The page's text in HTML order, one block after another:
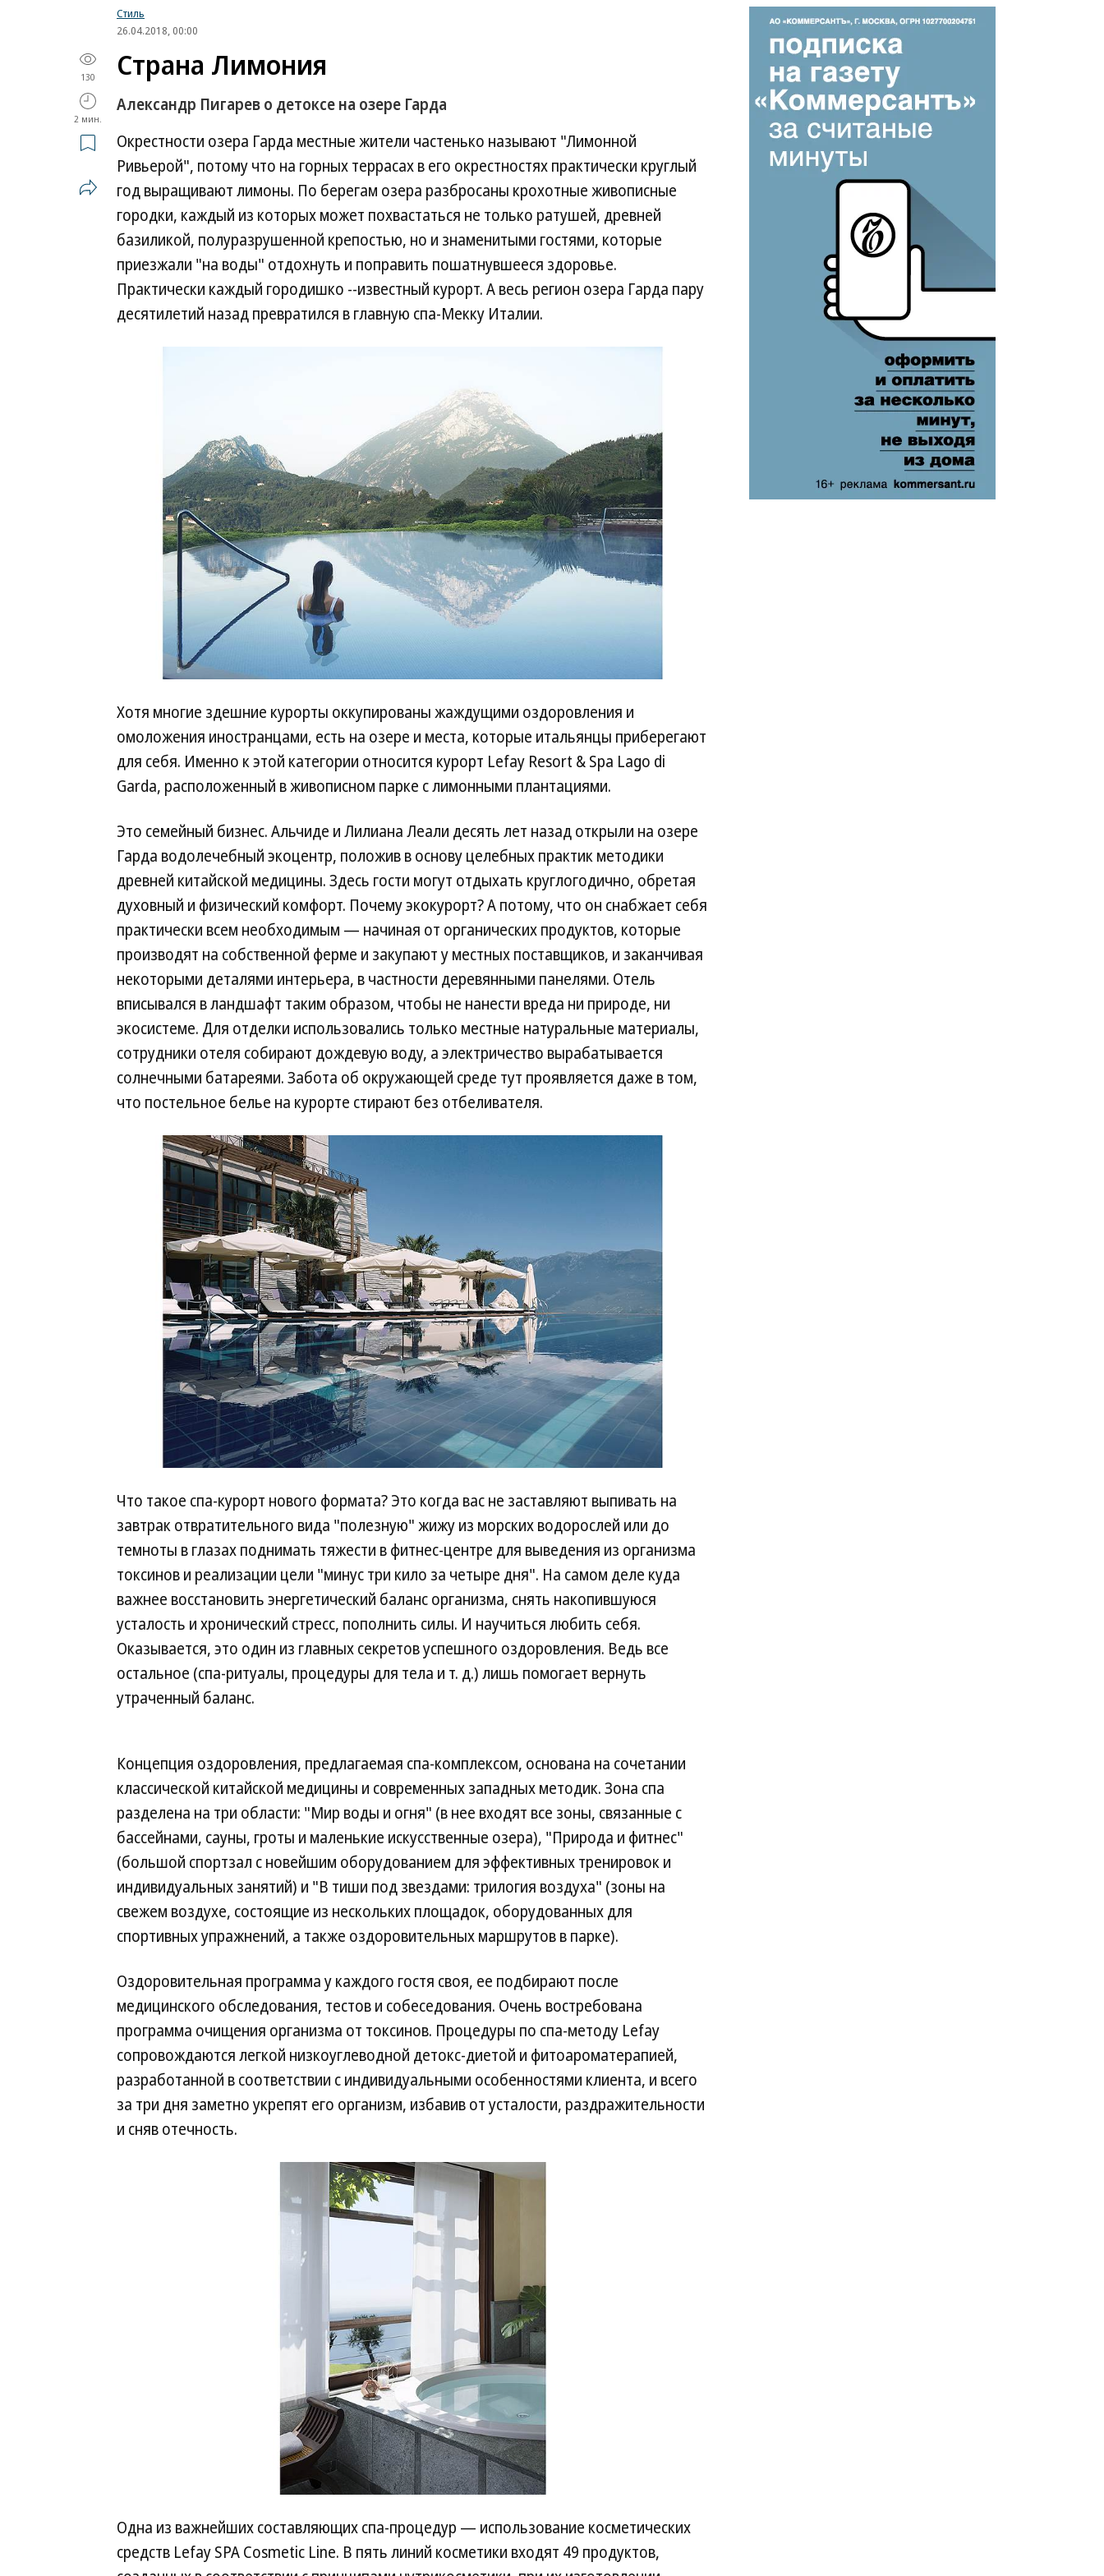
Стиль
26.04.2018, 00:00
130
2 мин.
Страна Лимония
Александр Пигарев о детоксе на озере Гарда
Окрестности озера Гарда местные жители частенько называют "Лимонной
Ривьерой", потому что на горных террасах в его окрестностях практически круглый
год выращивают лимоны. По берегам озера разбросаны крохотные живописные
городки, каждый из которых может похвастаться не только ратушей, древней
базиликой, полуразрушенной крепостью, но и знаменитыми гостями, которые
приезжали "на воды" отдохнуть и поправить пошатнувшееся здоровье.
Практически каждый городишко --известный курорт. А весь регион озера Гарда пару
десятилетий назад превратился в главную спа-Мекку Италии.
Хотя многие здешние курорты оккупированы жаждущими оздоровления и
омоложения иностранцами, есть на озере и места, которые итальянцы приберегают
для себя. Именно к этой категории относится курорт Lefay Resort & Spa Lago di
Garda, расположенный в живописном парке с лимонными плантациями.
Это семейный бизнес. Альчиде и Лилиана Леали десять лет назад открыли на озере
Гарда водолечебный экоцентр, положив в основу целебных практик методики
древней китайской медицины. Здесь гости могут отдыхать круглогодично, обретая
духовный и физический комфорт. Почему экокурорт? А потому, что он снабжает себя
практически всем необходимым — начиная от органических продуктов, которые
производят на собственной ферме и закупают у местных поставщиков, и заканчивая
некоторыми деталями интерьера, в частности деревянными панелями. Отель
вписывался в ландшафт таким образом, чтобы не нанести вреда ни природе, ни
экосистеме. Для отделки использовались только местные натуральные материалы,
сотрудники отеля собирают дождевую воду, а электричество вырабатывается
солнечными батареями. Забота об окружающей среде тут проявляется даже в том,
что постельное белье на курорте стирают без отбеливателя.
Что такое спа-курорт нового формата? Это когда вас не заставляют выпивать на
завтрак отвратительного вида "полезную" жижу из морских водорослей или до
темноты в глазах поднимать тяжести в фитнес-центре для выведения из организма
токсинов и реализации цели "минус три кило за четыре дня". На самом деле куда
важнее восстановить энергетический баланс организма, снять накопившуюся
усталость и хронический стресс, пополнить силы. И научиться любить себя.
Оказывается, это один из главных секретов успешного оздоровления. Ведь все
остальное (спа-ритуалы, процедуры для тела и т. д.) лишь помогает вернуть
утраченный баланс.
Концепция оздоровления, предлагаемая спа-комплексом, основана на сочетании
классической китайской медицины и современных западных методик. Зона спа
разделена на три области: "Мир воды и огня" (в нее входят все зоны, связанные с
бассейнами, сауны, гроты и маленькие искусственные озера), "Природа и фитнес"
(большой спортзал с новейшим оборудованием для эффективных тренировок и
индивидуальных занятий) и "В тиши под звездами: трилогия воздуха" (зоны на
свежем воздухе, состоящие из нескольких площадок, оборудованных для
спортивных упражнений, а также оздоровительных маршрутов в парке).
Оздоровительная программа у каждого гостя своя, ее подбирают после
медицинского обследования, тестов и собеседования. Очень востребована
программа очищения организма от токсинов. Процедуры по спа-методу Lefay
сопровождаются легкой низкоуглеводной детокс-диетой и фитоароматерапией,
разработанной в соответствии с индивидуальными особенностями клиента, и всего
за три дня заметно укрепят его организм, избавив от усталости, раздражительности
и сняв отечность.
Одна из важнейших составляющих спа-процедур — использование косметических
средств Lefay SPA Cosmetic Line. В пять линий косметики входят 49 продуктов,